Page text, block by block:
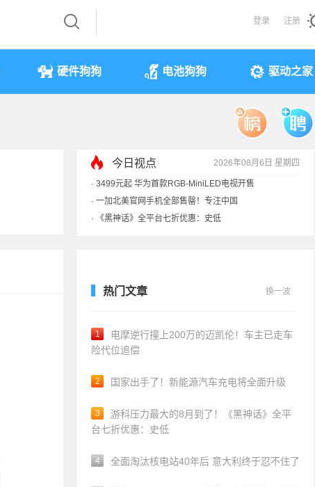
登录 注册
硬件狗狗 电池狗狗 驱动之家
今日视点 2026年08月6日 星期四
· 3499元起 华为首款RGB-MiniLED电视开售
· 一加北美官网手机全部售罄！专注中国
·
《黑神话》全平台七折优惠：史低
热门文章 换一波
1
电摩逆行撞上200万的迈凯伦！车主已走车
险代位追偿
2 国家出手了！新能源汽车充电将全面升级
3
游科压力最大的8月到了！《黑神话》全平
台七折优惠：史低
4 全面淘汰核电站40年后 意大利终于忍不住了